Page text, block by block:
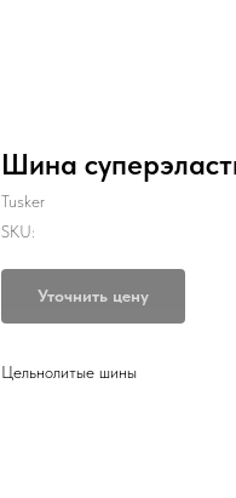
Шина
Tusker
SKU:
Уточнить цену
Цельнолитые шины